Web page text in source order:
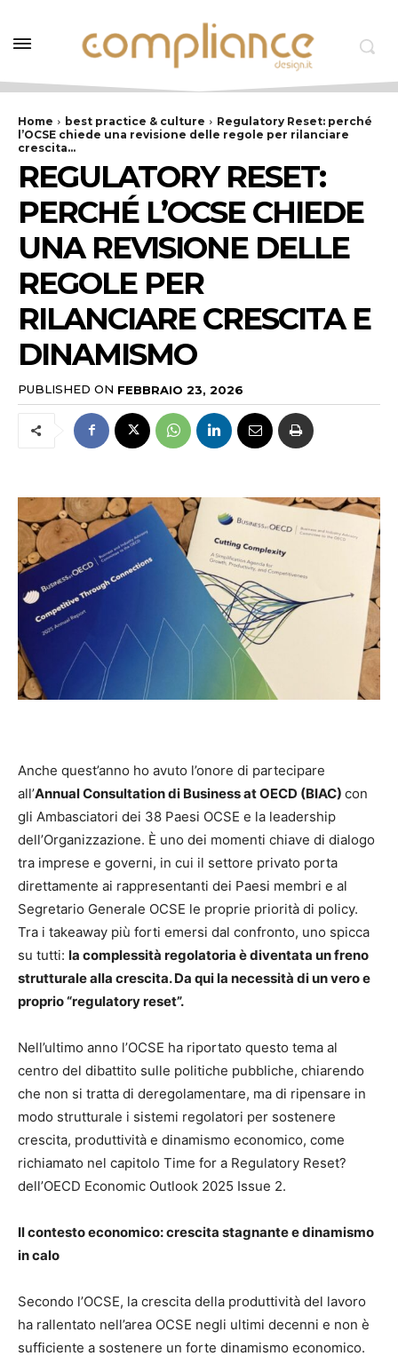
Home best practice & culture
Regulatory Reset: perché
l’OCSE chiede una revisione delle regole per rilanciare
crescita...
REGULATORY RESET:
PERCHÉ L’OCSE CHIEDE
UNA REVISIONE DELLE
REGOLE PER
RILANCIARE CRESCITA E
DINAMISMO
PUBLISHED ON FEBBRAIO 23, 2026
Anche quest’anno ho avuto l’onore di partecipare
all’Annual Consultation di Business at OECD (BIAC) con
gli Ambasciatori dei 38 Paesi OCSE e la leadership
dell’Organizzazione. È uno dei momenti chiave di dialogo
tra imprese e governi, in cui il settore privato porta
direttamente ai rappresentanti dei Paesi membri e al
Segretario Generale OCSE le proprie priorità di policy.
Tra i takeaway più forti emersi dal confronto, uno spicca
su tutti: la complessità regolatoria è diventata un freno
strutturale alla crescita. Da qui la necessità di un vero e
proprio “regulatory reset”.
Nell’ultimo anno l’OCSE ha riportato questo tema al
centro del dibattito sulle politiche pubbliche, chiarendo
che non si tratta di deregolamentare, ma di ripensare in
modo strutturale i sistemi regolatori per sostenere
crescita, produttività e dinamismo economico, come
richiamato nel capitolo Time for a Regulatory Reset?
dell’OECD Economic Outlook 2025 Issue 2.
Il contesto economico: crescita stagnante e dinamismo
in calo
Secondo l’OCSE, la crescita della produttività del lavoro
ha rallentato nell’area OCSE negli ultimi decenni e non è
sufficiente a sostenere un forte dinamismo economico.